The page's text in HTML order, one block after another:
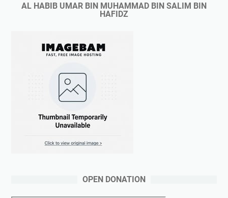
AL HABIB UMAR BIN MUHAMMAD BIN SALIM BIN
HAFIDZ
OPEN DONATION